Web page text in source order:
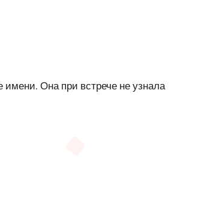
Она при встрече не узнала